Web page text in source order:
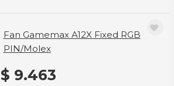
Fan Gamemax A12X Fixed RGB
PIN/Molex
$ 9.463